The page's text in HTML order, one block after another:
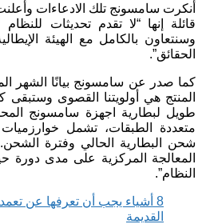
أنكرت سامسونج تلك الادعاءات
قائلة إنها “لا تقدم تحديثات
وسنتعاون بالكامل مع الهيئة
الحقائق”.
كما صدر عن سامسونج بيانًا الشهر
المنتج هي أولويتنا القصوى
طويل لبطارية اجهزة سامسونج
متعددة الطبقات، تشمل
شحن البطارية الحالي وفترة
المعالجة المركزية على مدى دورة
النظام”.
8 أشياء يجب أن تعرفها عن تعمد
القديمة